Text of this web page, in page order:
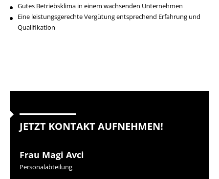
Gutes Betriebsklima in einem wachsenden Unternehmen
Eine leistungsgerechte Vergütung entsprechend Erfahrung und
Qualifikation
JETZT KONTAKT AUFNEHMEN!
Frau Magi Avci
Personalabteilung